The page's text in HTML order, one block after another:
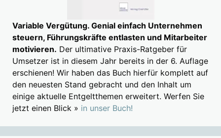
Variable Vergütung. Genial einfach Unternehmen
steuern, Führungskräfte entlasten und Mitarbeiter
motivieren. Der ultimative Praxis-Ratgeber für
Umsetzer ist in diesem Jahr bereits in der 6. Auflage
erschienen! Wir haben das Buch hierfür komplett auf
den neuesten Stand gebracht und den Inhalt um
einige aktuelle Entgeltthemen erweitert. Werfen Sie
jetzt einen Blick » in unser Buch!